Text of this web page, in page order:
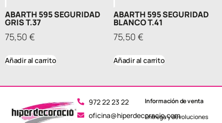
ABARTH 595 SEGURIDAD
GRIS T.37
75,50 €
Añadir al carrito
ABARTH 595 SEGURIDAD
BLANCO T.41
75,50 €
Añadir al carrito
972 22 23 22
oficina@hiperdecoracio.com
Información de venta
Entrega y devoluciones